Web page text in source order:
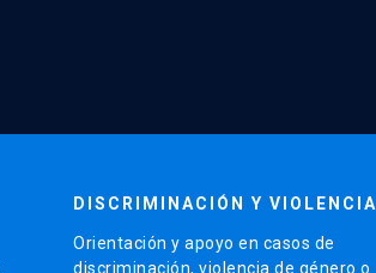
DISCRIMINACIÓN Y VIOLENCIA
Orientación y apoyo en casos de
discriminación, violencia de género o